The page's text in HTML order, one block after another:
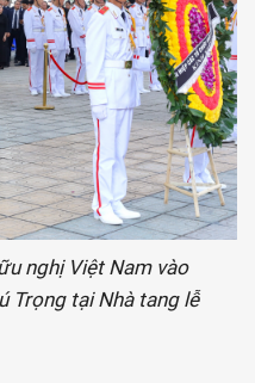
nghị Việt Nam vào
Trọng tại Nhà tang lễ